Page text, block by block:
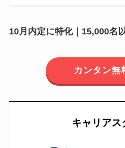
10月内定に特化｜15,000名
カンタン無
キャリアス